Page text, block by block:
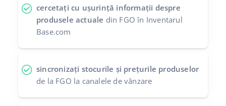
cercetați cu ușurință informații despre
produsele actuale din FGO în Inventarul
Base.com
sincronizați stocurile și prețurile produselor
de la FGO la canalele de vânzare